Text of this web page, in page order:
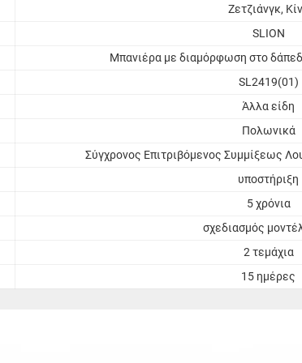
Ζετζιάνγκ,
SLION
Μπανιέρα με διαμόρφωση στο
SL2419(01)
Άλλα είδη
Πολωνικά
Σύγχρονος Επιτριβόμενος Συμμίξεως
υποστήριξη
5 χρόνια
σχεδιασμός
2 τεμάχια
15 ημέρες